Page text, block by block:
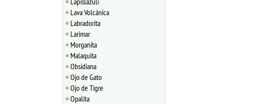
Lava Volcánica
Labradorita
Larimar
Morganita
Malaquita
Obsidiana
Ojo de Gato
Ojo de Tigre
Opalita